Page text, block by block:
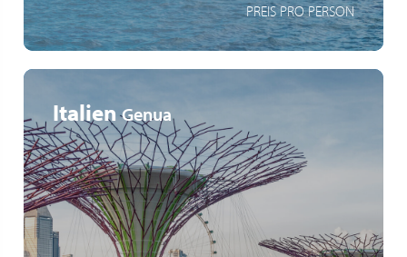
PREIS PRO PERSON
Italien Genua